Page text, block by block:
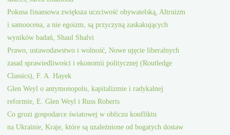
Pokusa finansowa zwiększa uczciwość obywatelską, Altruizm
i samoocena, a nie egoizm, są przyczyną zaskakujących
wyników badań, Shaul Shalvi
Prawo, ustawodawstwo i wolność, Nowe ujęcie liberalnych
zasad sprawiedliwości i ekonomii politycznej (Routledge
Classics), F. A. Hayek
Glen Weyl o antymonopolu, kapitalizmie i radykalnej
reformie, E. Glen Weyl i Russ Roberts
Co grozi gospodarce światowej w obliczu konfliktu
na Ukrainie, Kraje, które są uzależnione od bogatych dostaw